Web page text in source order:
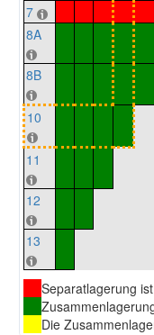
7
8A
8B
10
11
12
13
Separatlagerung
Die